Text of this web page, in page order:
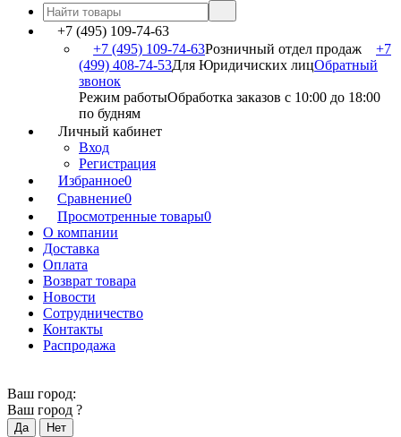
+7 (495) 109-74-63
+7 (495) 109-74-63Розничный отдел продаж
+7
(499) 408-74-53Для Юридичиских лицОбратный
звонок
Режим работыОбработка заказов с 10:00 до 18:00
по будням
Личный кабинет
Вход
Регистрация
Избранное0
Сравнение0
Просмотренные товары0
О компании
Доставка
Оплата
Возврат товара
Новости
Сотрудничество
Контакты
Распродажа
Ваш город:
Ваш город ?